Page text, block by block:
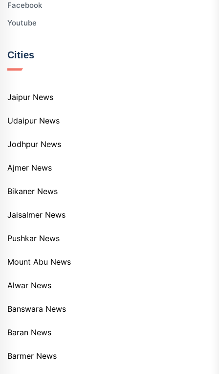
Facebook
Youtube
Cities
Jaipur News
Udaipur News
Jodhpur News
Ajmer News
Bikaner News
Jaisalmer News
Pushkar News
Mount Abu News
Alwar News
Banswara News
Baran News
Barmer News